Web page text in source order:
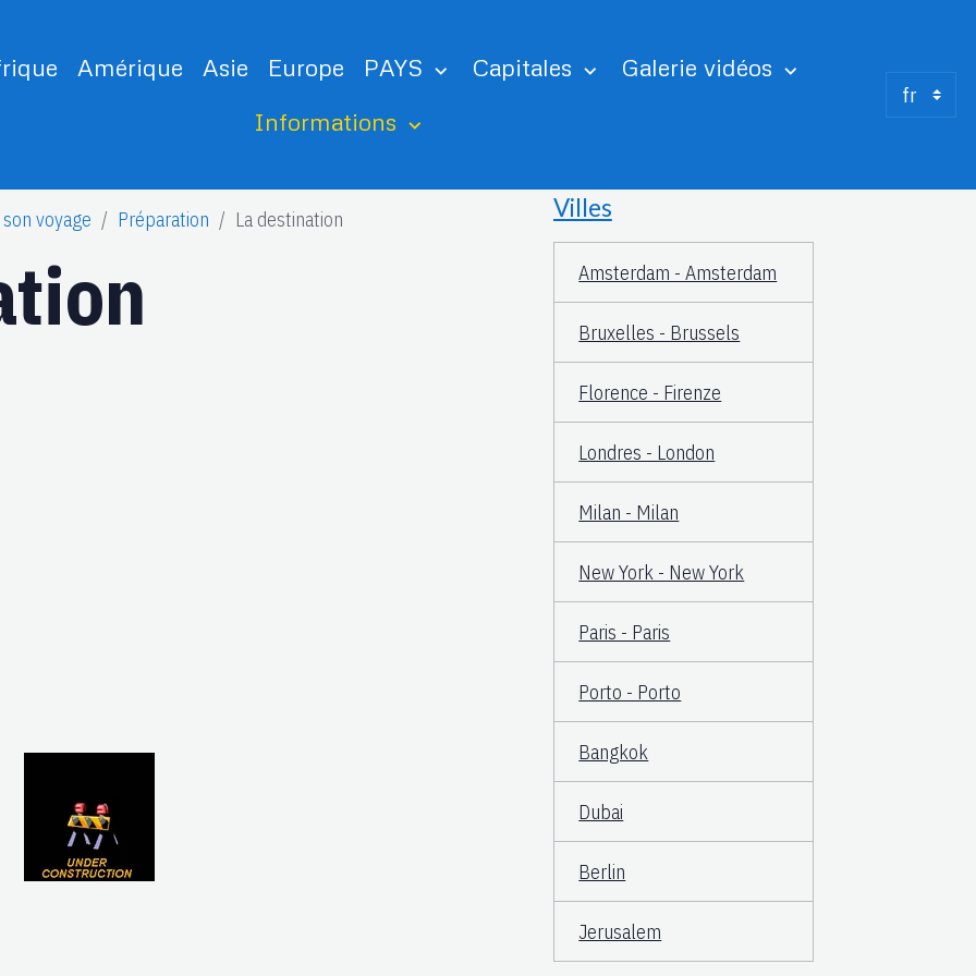
Amérique Asie Europe PAYS Capitales
Galerie vidéos
Informations
voyage Préparation La destination Villes
Amsterdam - Amsterdam
Bruxelles - Brussels
Florence - Firenze
Londres - London
Milan - Milan
New York - New York
Paris - Paris
Porto - Porto
Bangkok
Dubai
Berlin
Jerusalem